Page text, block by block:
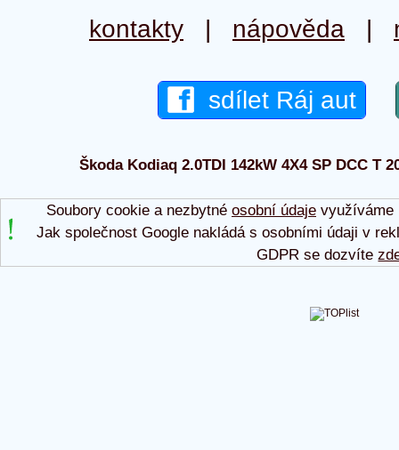
kontakty | nápověda |
sdílet Ráj aut
Škoda Kodiaq 2.0TDI 142kW 4X4 SP DCC T
Soubory cookie a nezbytné osobní údajevyužíváme
Jak společnost Google nakládá s osobními údaji v
GDPR se dozvíte